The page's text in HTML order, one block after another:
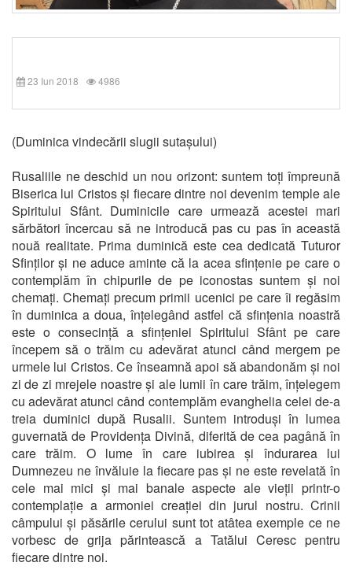
23 Iun 2018 4986
(Duminica vindecării slugii sutașului)
Rusaliile ne deschid un nou orizont: suntem toți împreună
Biserica lui Cristos și fiecare dintre noi devenim temple ale
Spiritului Sfânt. Duminicile care urmează acestei mari
sărbători încercau să ne introducă pas cu pas în această
nouă realitate. Prima duminică este cea dedicată Tuturor
Sfinților și ne aduce aminte că la acea sfințenie pe care o
contemplăm în chipurile de pe iconostas suntem și noi
chemați. Chemați precum primii ucenici pe care îi regăsim
în duminica a doua, înțelegând astfel că sfințenia noastră
este o consecință a sfințeniei Spiritului Sfânt pe care
începem să o trăim cu adevărat atunci când mergem pe
urmele lui Cristos. Ce înseamnă apoi să abandonăm și noi
zi de zi mrejele noastre și ale lumii în care trăim, înțelegem
cu adevărat atunci când contemplăm evanghelia celei de-a
treia duminici după Rusalii. Suntem introduși în lumea
guvernată de Providența Divină, diferită de cea pagână în
care trăim. O lume în care iubirea și îndurarea lui
Dumnezeu ne învăluie la fiecare pas și ne este revelată în
cele mai mici și mai banale aspecte ale vieții printr-o
contemplație a armoniei creației din jurul nostru. Crinii
câmpului și păsările cerului sunt tot atâtea exemple ce ne
vorbesc de grija părintească a Tatălui Ceresc pentru
fiecare dintre noi.